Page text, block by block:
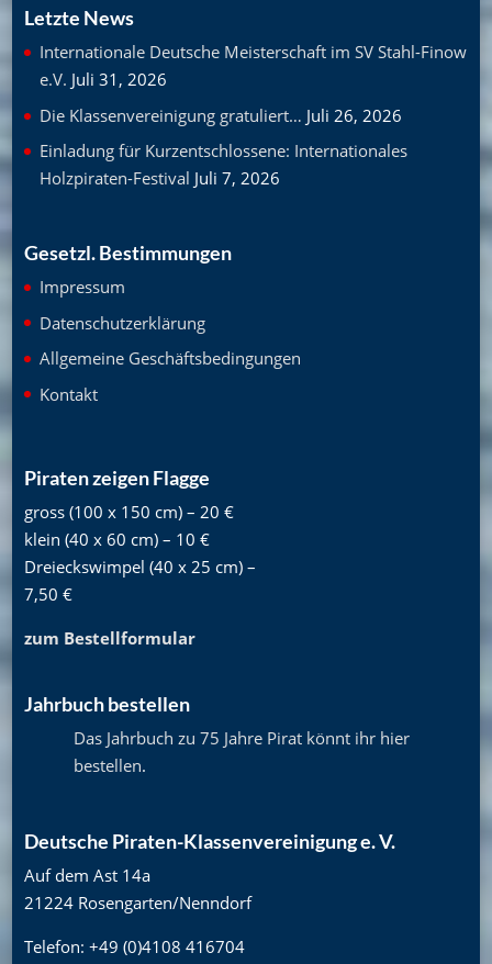
Letzte News
Internationale Deutsche Meisterschaft im SV Stahl-Finow
e.V. Juli 31, 2026
Die Klassenvereinigung gratuliert… Juli 26, 2026
Einladung für Kurzentschlossene: Internationales
Holzpiraten-Festival Juli 7, 2026
Gesetzl. Bestimmungen
Impressum
Datenschutzerklärung
Allgemeine Geschäftsbedingungen
Kontakt
Piraten zeigen Flagge
gross (100 x 150 cm) – 20 €
klein (40 x 60 cm) – 10 €
Dreieckswimpel (40 x 25 cm) –
7,50 €
zum Bestellformular
Jahrbuch bestellen
Das Jahrbuch zu 75 Jahre Pirat könnt ihr hier
bestellen.
Deutsche Piraten-Klassenvereinigung e. V.
Auf dem Ast 14a
21224 Rosengarten/Nenndorf
Telefon: +49 (0)4108 416704